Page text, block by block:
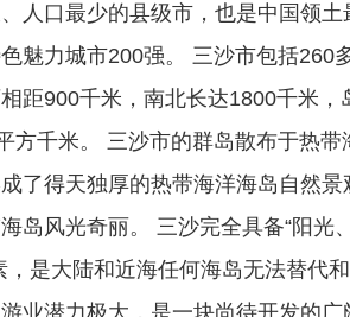
人口最少的县级市，也是中国领
魅力城市200强。 三沙市包括260
距900千米，南北长达1800千米
方千米。 三沙市的群岛散布于热
了得天独厚的热带海洋海岛自然
岛风光奇丽。 三沙完全具备“阳光
，是大陆和近海任何海岛无法替代
业潜力极大，是一块尚待开发的